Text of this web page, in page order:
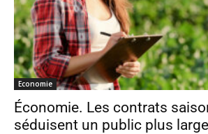
Economie
Économie. Les contrats
séduisent un public plus large